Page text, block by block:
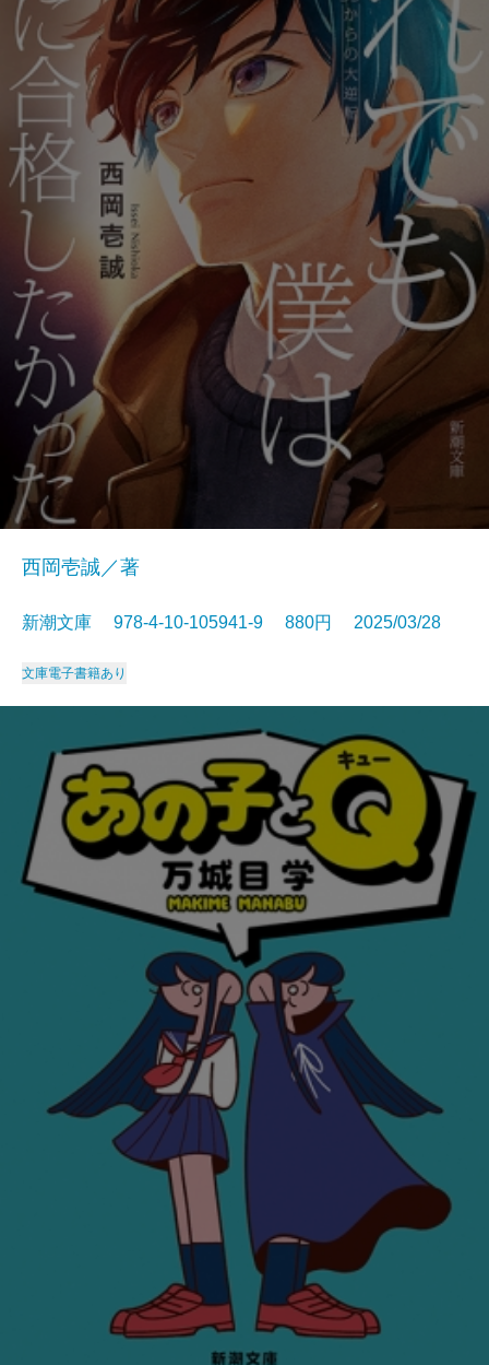
西岡壱誠／著
新潮文庫 978-4-10-105941-9 880円 2025/03/28
文庫電子書籍あり